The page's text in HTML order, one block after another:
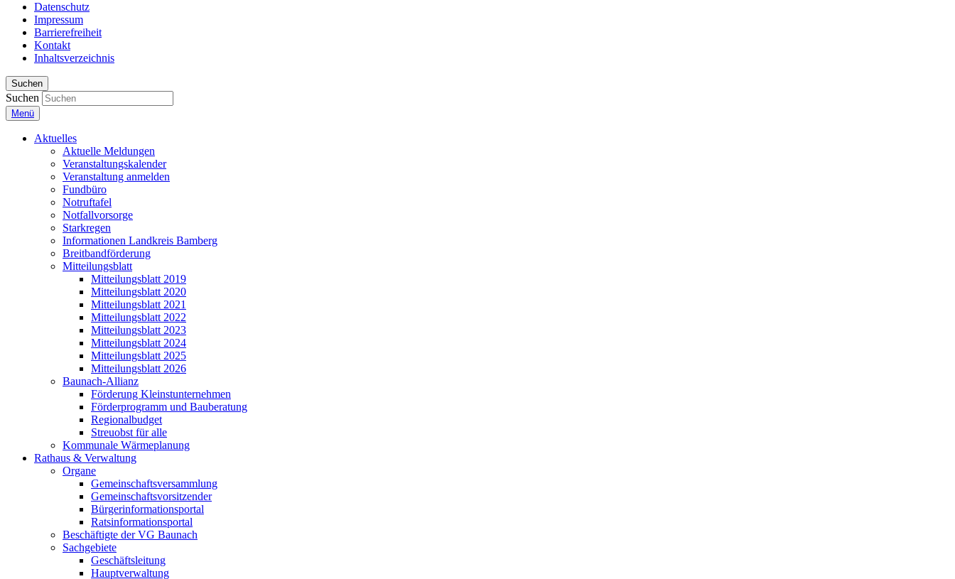
Datenschutz
Impressum
Barrierefreiheit
Kontakt
Inhaltsverzeichnis
Suchen
Suchen
Menü
Aktuelles
Aktuelle Meldungen
Veranstaltungskalender
Veranstaltung anmelden
Fundbüro
Notruftafel
Notfallvorsorge
Starkregen
Informationen Landkreis Bamberg
Breitbandförderung
Mitteilungsblatt
Mitteilungsblatt 2019
Mitteilungsblatt 2020
Mitteilungsblatt 2021
Mitteilungsblatt 2022
Mitteilungsblatt 2023
Mitteilungsblatt 2024
Mitteilungsblatt 2025
Mitteilungsblatt 2026
Baunach-Allianz
Förderung Kleinstunternehmen
Förderprogramm und Bauberatung
Regionalbudget
Streuobst für alle
Kommunale Wärmeplanung
Rathaus & Verwaltung
Organe
Gemeinschaftsversammlung
Gemeinschaftsvorsitzender
Bürgerinformationsportal
Ratsinformationsportal
Beschäftigte der VG Baunach
Sachgebiete
Geschäftsleitung
Hauptverwaltung